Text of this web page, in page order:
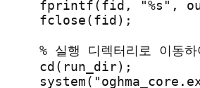
fprintf(fid, "%s",
    fclose(fid);
% 실행 디렉터리로 이동
    cd(run_dir);